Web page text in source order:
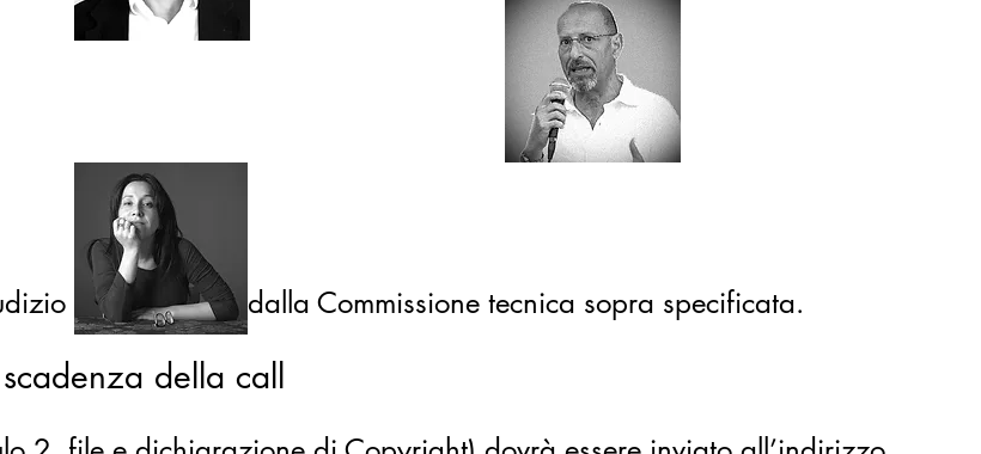
insindacabile dalla Commissione tecnica sopra specificata.
della call